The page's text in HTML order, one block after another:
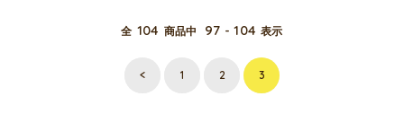
全 104 商品中 97 - 104 表示
< 1 2 3